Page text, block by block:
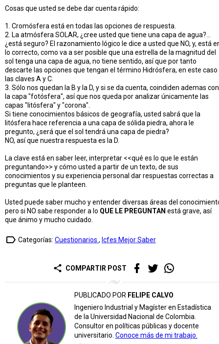
Cosas que usted se debe dar cuenta rápido:
1. Cromósfera está en todas las opciones de respuesta.
2. La atmósfera SOLAR, ¿cree usted que tiene una capa de agua?...
¿está seguro? El razonamiento lógico le dice a usted que NO, y, está
lo correcto, como va a ser posible que una estrella de la magnitud del
sol tenga una capa de agua, no tiene sentido, así que por tanto
descarte las opciones que tengan el término Hidrósfera, en este caso
las claves A y C.
3. Sólo nos quedan la B y la D, y si se da cuenta, coindiden ademas con
la capa "fotósfera", así que nos queda por analizar únicamente las
capas "litósfera" y "corona".
Si tiene conocimientos básicos de geografía, usted sabrá que la
litósfera hace referencia a una capa de sólida piedra, ahora le
pregunto, ¿será que el sol tendrá una capa de piedra?
NO, así que nuestra respuesta es la D.
La clave está en saber leer, interpretar <<qué es lo que le están
preguntando>> y cómo usted a partir de un texto, de sus
conocimientos y su experiencia personal dar respuestas correctas a
preguntas que le planteen.
Usted puede saber mucho y entender diversas áreas del
pero si NO sabe responder a lo QUE LE PREGUNTAN está grave, así
que ánimo y mucho cuidado.
label_outline Categorías: Cuestionarios , Icfes Mejor Saber
share COMPARTIR POST
PUBLICADO POR FELIPE CALVO
Ingeniero Industrial y Magíster en Estadística
de la Universidad Nacional de Colombia.
Consultor en políticas públicas y docente
universitario. Conoce más de mi trabajo.